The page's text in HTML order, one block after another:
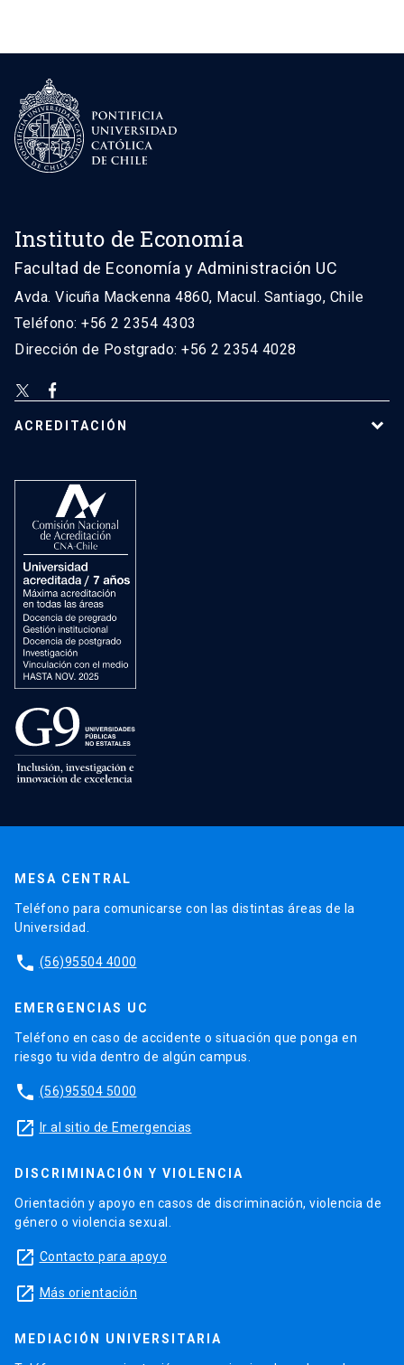
Instituto de Economía
Facultad de Economía y Administración UC
Avda. Vicuña Mackenna 4860, Macul. Santiago, Chile
Teléfono: +56 2 2354 4303
Dirección de Postgrado: +56 2 2354 4028
ACREDITACIÓN
MESA CENTRAL
Teléfono para comunicarse con las distintas áreas de la
Universidad.
phone (56)95504 4000
EMERGENCIAS UC
Teléfono en caso de accidente o situación que ponga en
riesgo tu vida dentro de algún campus.
phone (56)95504 5000
launch Ir al sitio de Emergencias
DISCRIMINACIÓN Y VIOLENCIA
Orientación y apoyo en casos de discriminación, violencia de
género o violencia sexual.
launch Contacto para apoyo
launch Más orientación
MEDIACIÓN UNIVERSITARIA